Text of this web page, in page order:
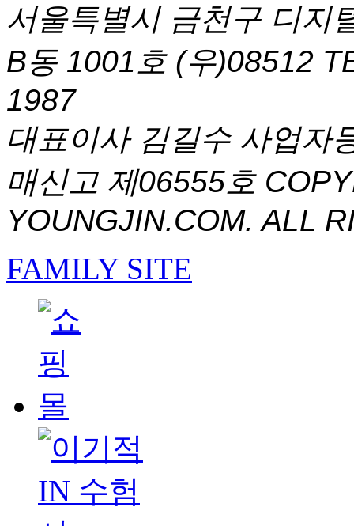
서울특별시 금천구 디지
B동 1001호 (우)08512
1987
대표이사 김길수 사업자
매신고 제06555호
YOUNGJIN.COM. ALL
FAMILY SITE